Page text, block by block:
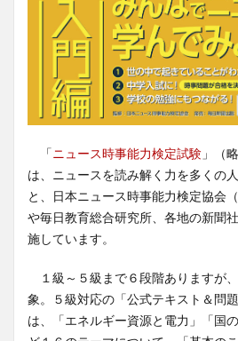
「ニュース時事能力検定試験 」（
は、ニュースを読み解く力を多くの
と、日本ニュース時事能力検定協会
や毎日教育総合研究所、各地の新聞
施しています。
１級～５級まで６段階ありますが
象。５級対応の「公式テキスト＆問
は、「エネルギー資源と電力」「国